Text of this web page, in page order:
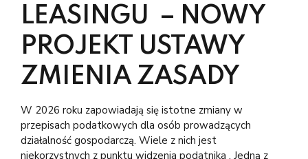
LEASINGU – NOWY
PROJEKT USTAWY
ZMIENIA ZASADY
W 2026 roku zapowiadają się istotne zmiany w
przepisach podatkowych dla osób prowadzących
działalność gospodarczą. Wiele z nich jest
niekorzystnych z punktu widzenia podatnika . Jedną z